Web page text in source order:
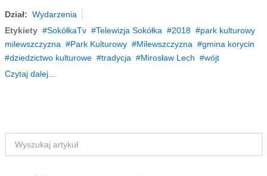
Dział: Wydarzenia
Etykiety
SokółkaTv Telewizja Sokółka 2018
park kulturowy
milewszczyzna
Park Kulturowy Milewszczyzna
gmina korycin
dziedzictwo kulturowe
tradycja Mirosław Lech
wójt
Czytaj dalej...